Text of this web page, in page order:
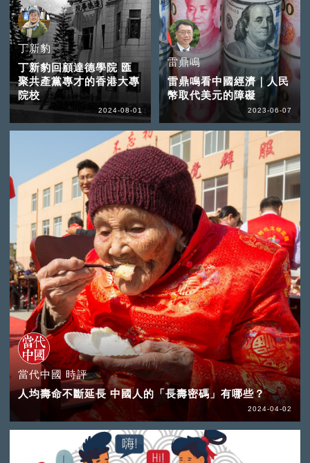
丁新豹
丁新豹回顧達德學院 匯
聚共產黨專才的香港大專
院校
2024-08-01
當代中國 時評
人均壽命不斷延長 中國人的「長壽密碼」有哪些？
2024-04-02
雷鼎鳴
雷鼎鳴看中國經濟｜人民
幣取代美元的障礙
2023-06-07